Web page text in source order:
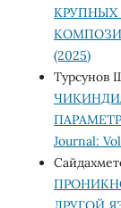
КРУПНЫХ
(2025)
Турсунов
Journal: